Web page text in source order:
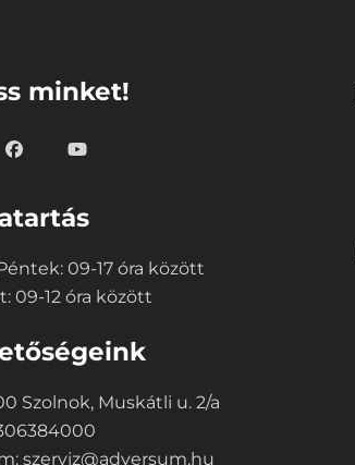
minket!
09-17 óra között
09-12 óra között
Szolnok, Muskátli u. 2/a
szerviz@adversum.hu